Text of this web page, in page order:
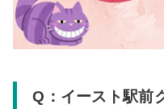
Q：イースト駅前